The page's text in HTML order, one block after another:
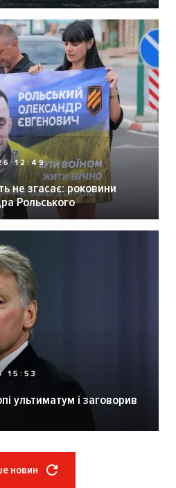
12:49
не згасає: роковини
Рольського
15:53
ультиматум і заговорив
новин